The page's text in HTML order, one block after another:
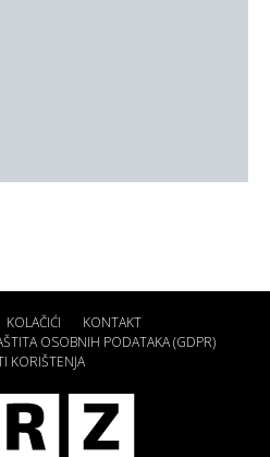
KOLAČIĆI
KONTAKT
OSOBNIH PODATAKA (GDPR)
KORIŠTENJA